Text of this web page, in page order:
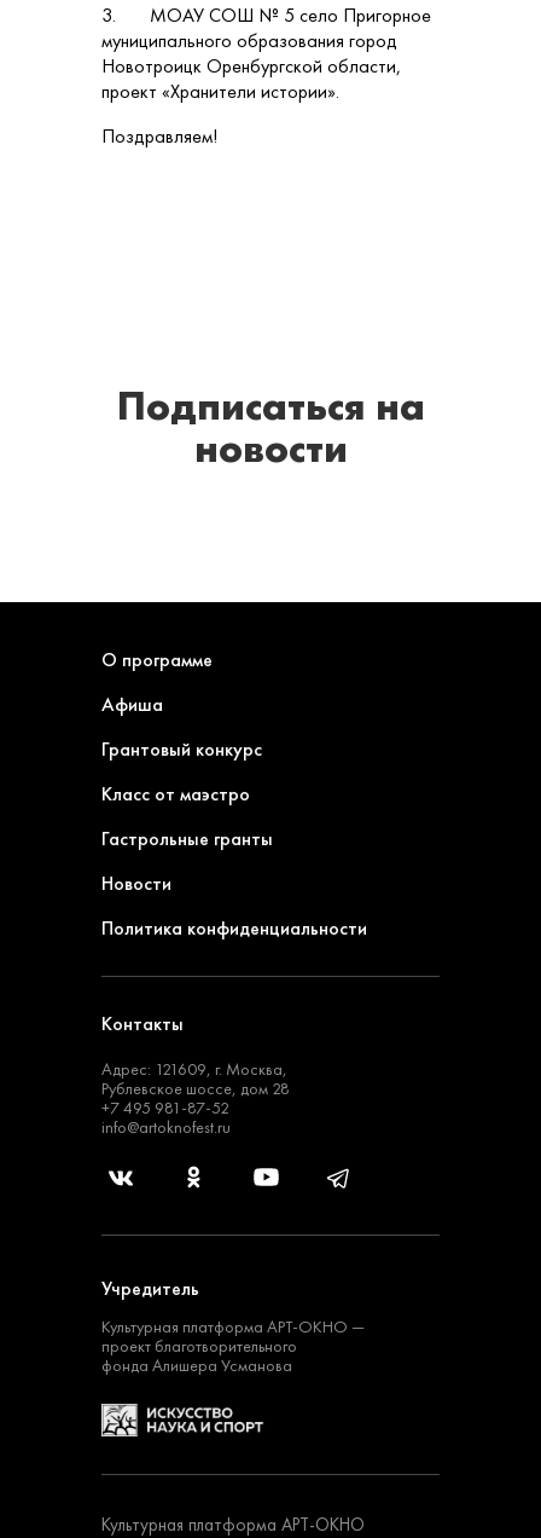
3. МОАУ СОШ № 5 село Пригорное
муниципального образования город
Новотроицк Оренбургской области,
проект «Хранители истории».
Поздравляем!
Подписаться на
новости
О программе
Афиша
Грантовый конкурс
Класс от маэстро
Гастрольные гранты
Новости
Политика конфиденциальности
Контакты
Адрес: 121609, г. Москва,
Рублевское шоссе, дом 28
+7 495 981-87-52
info@artoknofest.ru
Учредитель
Культурная платформа АРТ-ОКНО —
проект благотворительного
фонда Алишера Усманова
Культурная платформа АРТ-ОКНО